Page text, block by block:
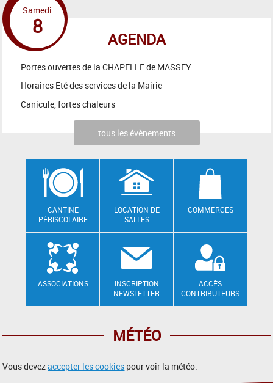
AGENDA
Samedi
8
Portes ouvertes de la CHAPELLE de MASSEY
Horaires Eté des services de la Mairie
Canicule, fortes chaleurs
tous les évènements
CANTINE
PÉRISCOLAIRE
LOCATION DE
SALLES
COMMERCES
ASSOCIATIONS
INSCRIPTION
NEWSLETTER
ACCÈS
CONTRIBUTEURS
MÉTÉO
Vous devezaccepter les cookies pour voir la météo.